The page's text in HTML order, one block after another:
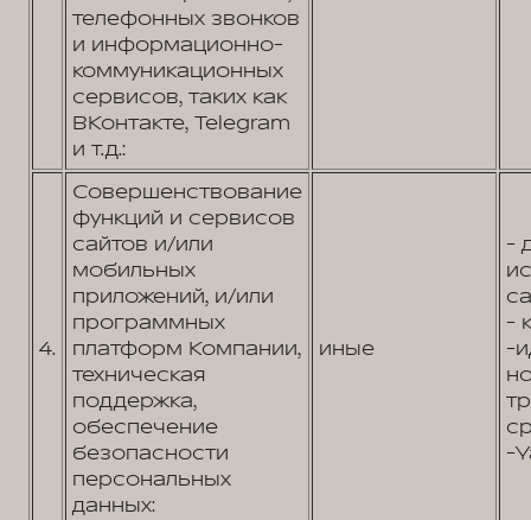
телефонных звонков
и информационно-
коммуникационных
сервисов, таких как
ВКонтакте, Telegram
и т.д.:
4.
Совершенствование
функций и сервисов
сайтов и/или
мобильных
приложений, и/или
программных
платформ Компании,
техническая
поддержка,
обеспечение
безопасности
персональных
данных:
иные
-
-
-
-